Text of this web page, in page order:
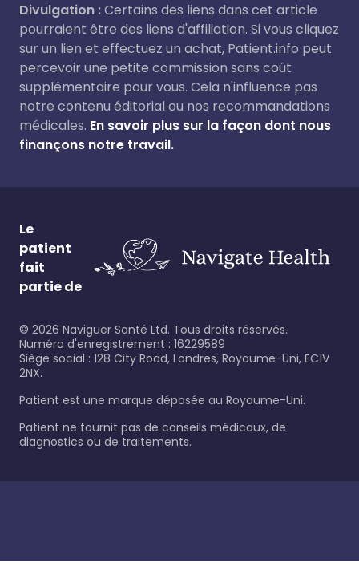
Divulgation :Certains des liens dans cet article
pourraient être des liens d'affiliation. Si vous cliquez
sur un lien et effectuez un achat, Patient.info peut
percevoir une petite commission sans coût
supplémentaire pour vous. Cela n'influence pas
notre contenu éditorial ou nos recommandations
médicales. En savoir plus sur la façon dont nous
finançons notre travail.
Le
patient
fait
partie de
© 2026 Naviguer Santé Ltd. Tous droits réservés.
Numéro d'enregistrement : 16229589
Siège social : 128 City Road, Londres, Royaume-Uni, EC1V
2NX.
Patient est une marque déposée au Royaume-Uni.
Patient ne fournit pas de conseils médicaux, de
diagnostics ou de traitements.